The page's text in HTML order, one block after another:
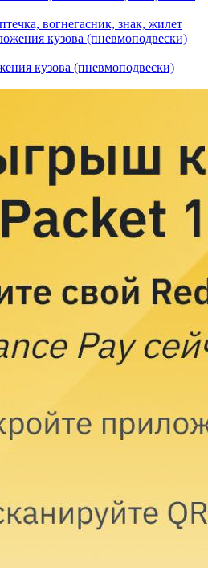
вогнегасник, знaк, жилет
кузова (пневмоподвески)